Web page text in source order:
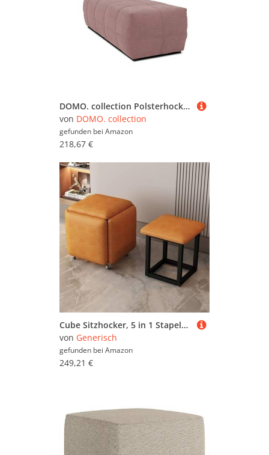
DOMO. collection Polsterhocker Brandon, Sitzhocker, Fußhocker, Hocker 150 x 60 x 40 cm, rosa
von DOMO. collection
gefunden bei Amazon
218,67 €
Cube Sitzhocker, 5 in 1 Stapelstuhl mit Drehrollen, Beweglicher Fußhocker und Ottomane, Rollstuhl für Wohnzimmer und Schlafzimmer
von Generisch
gefunden bei Amazon
249,21 €